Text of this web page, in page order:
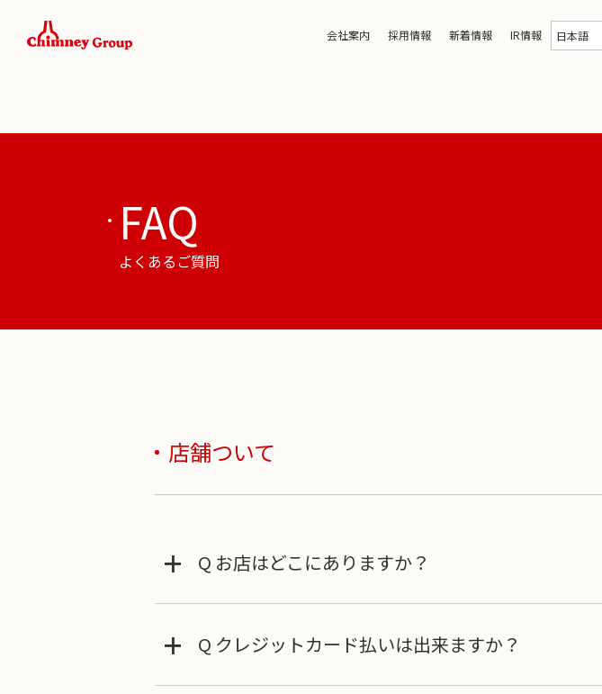
会社案内 採用情報 新着情報 IR情報 日本語
FAQ
よくあるご質問
店舗ついて
+ Q お店はどこにありますか？
+ Q クレジットカード払いは出来ますか？